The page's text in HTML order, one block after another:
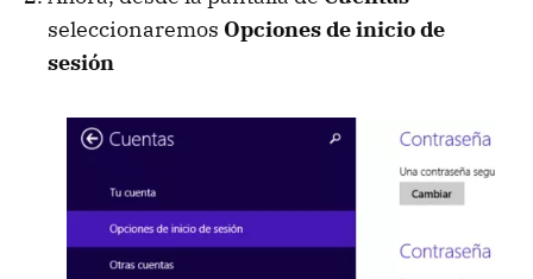
seleccionaremos Opciones de inicio de
sesión